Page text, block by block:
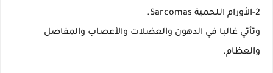
2-الأورام اللحمية Sarcomas.
وتأتي غالبا في الدهون والعضلات والأعصاب والمفاصل
والعظام.